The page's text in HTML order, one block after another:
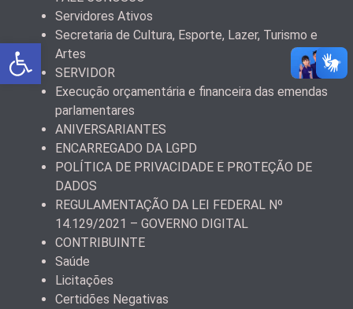
Servidores Ativos
Secretaria de Cultura, Esporte, Lazer, Turismo e
Artes
SERVIDOR
Execução orçamentária e financeira das emendas
parlamentares
ANIVERSARIANTES
ENCARREGADO DA LGPD
POLÍTICA DE PRIVACIDADE E PROTEÇÃO DE
DADOS
REGULAMENTAÇÃO DA LEI FEDERAL Nº
14.129/2021 – GOVERNO DIGITAL
CONTRIBUINTE
Saúde
Licitações
Certidões Negativas
Abrir a barra de ferramentas